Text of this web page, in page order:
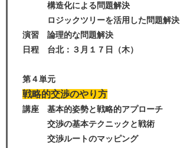
構造化による問題解決
ロジックツリーを活用した問題解決
演習 論理的な問題解決
日程 台北：３月１７日（木）
第４単元
戦略的交渉のやり方
講座 基本的姿勢と戦略的アプローチ
交渉の基本テクニックと戦術
交渉ルートのマッピング